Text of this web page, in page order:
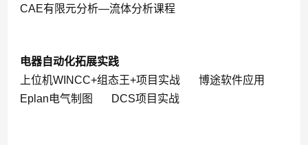
CAE有限元分析—流体分析课程
电器自动化拓展实践
上位机WINCC+组态王+项目实战
博途软件应用
Eplan电气制图
DCS项目实战